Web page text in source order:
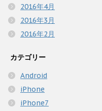
2016年4月
2016年3月
2016年2月
カテゴリー
Android
iPhone
iPhone7